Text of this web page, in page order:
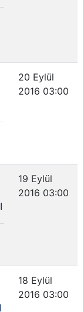
20 Eylül
2016 03:00
19 Eylül
2016 03:00
18 Eylül
2016 03:00